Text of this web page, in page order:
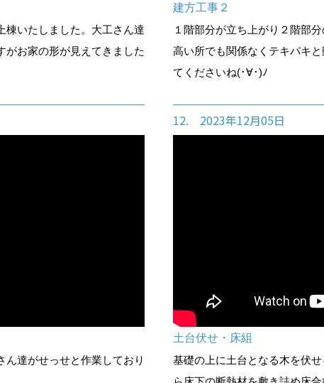
棟いたしました。大工さん達
がお家の形が見えてきました
建方工事２
１階部分が立ち上がり２階部
高い所でも関係なくテキパキ
てくださいね(･∀･)ﾉ
達がせっせと作業しており
12. 2023年12月05日
土台伏せ・床組
基礎の上に土台となる木を伏